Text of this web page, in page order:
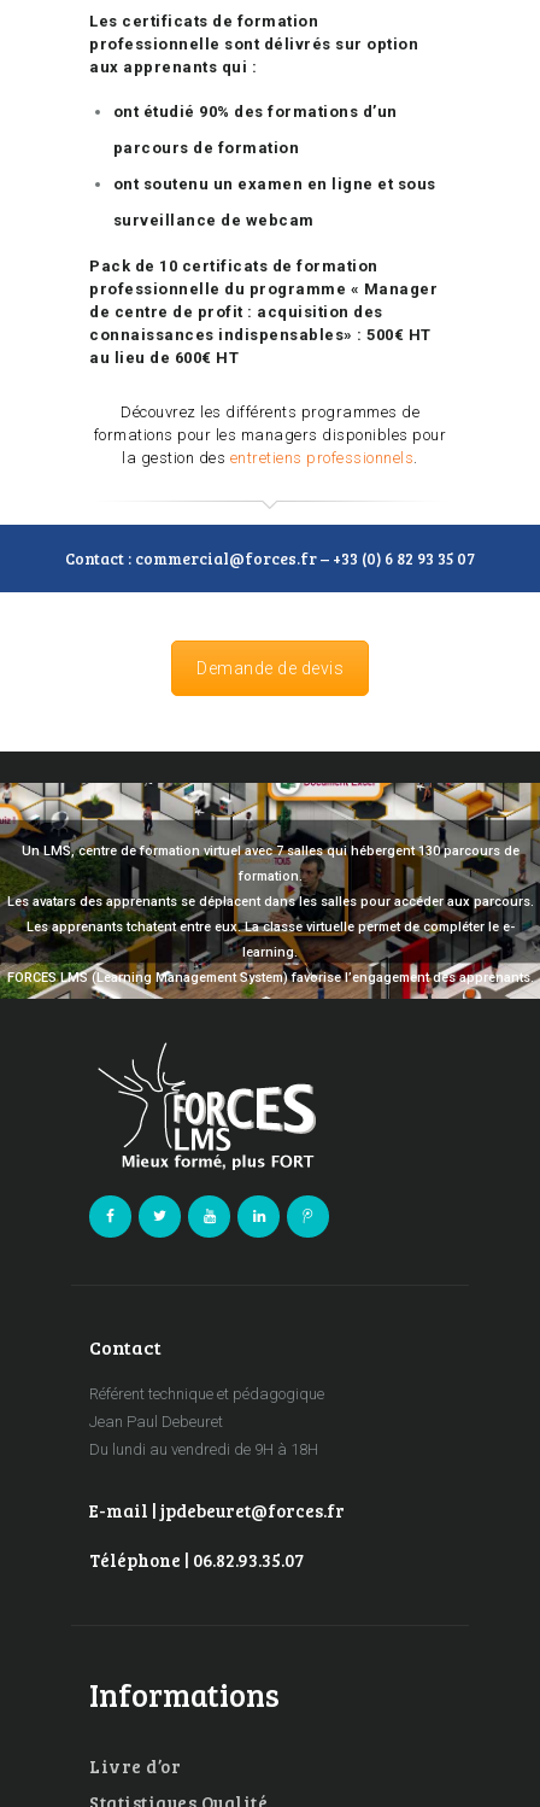
Les certificats de formation
professionnelle sont délivrés sur option
aux apprenants qui :
ont étudié 90% des formations d’un
parcours de formation
ont soutenu un examen en ligne et sous
surveillance de webcam
Pack de 10 certificats de formation
professionnelle du programme « Manager
de centre de profit : acquisition des
connaissances indispensables» : 500€ HT
au lieu de 600€ HT
Découvrez les différents programmes de
formations pour les managers disponibles pour
la gestion des entretiens professionnels.
Contact : commercial@forces.fr – +33 (0) 6 82 93 35 07
Demande de devis
Un LMS, centre de formation virtuel avec 7 salles qui hébergent 130 parcours de
formation.
Les avatars des apprenants se déplacent dans les salles pour accéder aux parcours.
Les apprenants tchatent entre eux. La classe virtuelle permet de compléter le e-
learning.
FORCES LMS (Learning Management System) favorise l’engagement des apprenants.
Contact
Référent technique et pédagogique
Jean Paul Debeuret
Du lundi au vendredi de 9H à 18H
E-mail | jpdebeuret@forces.fr
Téléphone | 06.82.93.35.07
Informations
Livre d’or
Statistiques Qualité